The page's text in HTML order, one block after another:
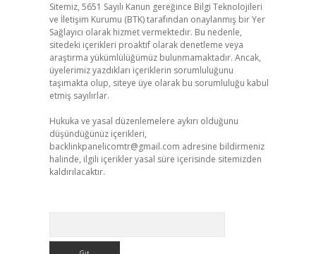
Sitemiz, 5651 Sayılı Kanun gereğince Bilgi Teknolojileri
ve İletişim Kurumu (BTK) tarafından onaylanmış bir Yer
Sağlayıcı olarak hizmet vermektedir. Bu nedenle,
sitedeki içerikleri proaktif olarak denetleme veya
araştırma yükümlülüğümüz bulunmamaktadır. Ancak,
üyelerimiz yazdıkları içeriklerin sorumluluğunu
taşımakta olup, siteye üye olarak bu sorumluluğu kabul
etmiş sayılırlar.
Hukuka ve yasal düzenlemelere aykırı olduğunu
düşündüğünüz içerikleri,
backlinkpanelicomtr@gmail.com adresine bildirmeniz
halinde, ilgili içerikler yasal süre içerisinde sitemizden
kaldırılacaktır.